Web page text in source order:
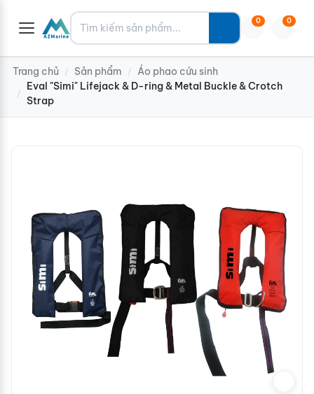
Tìm kiếm 0 0
Trang chủ / Sản phẩm / Áo phao cứu sinh
/
Eval "Simi" Lifejack & D-ring & Metal Buckle & Crotch
Strap